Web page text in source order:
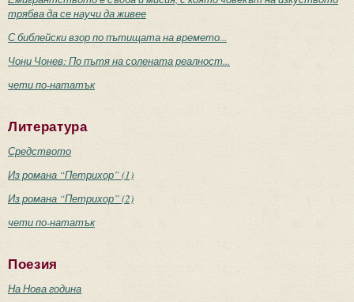
трябва да се научи да живее
С библейски взор по пътищата на времето...
Чони Чонев: По пътя на солената реалност...
чети по-нататък
Литература
Средството
Из романа “Петрихор” (1)
Из романа “Петрихор” (2)
чети по-нататък
Поезия
На Нова година